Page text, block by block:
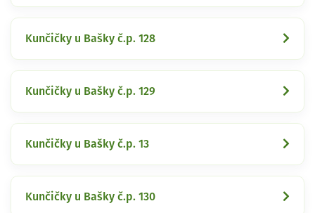
Kunčičky u Bašky č.p. 128
Kunčičky u Bašky č.p. 129
Kunčičky u Bašky č.p. 13
Kunčičky u Bašky č.p. 130